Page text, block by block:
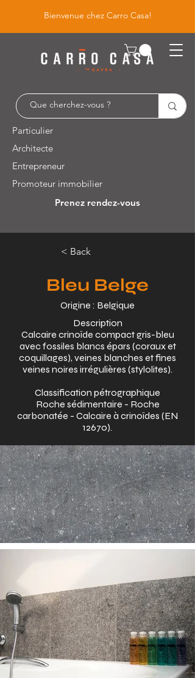
Bienvenue chez Carro Casa!
Particulier
Architecte
Entrepreneur
Promoteur immobilier
Prenez rendez-vous
Leuvensesteenweg 526 / 1930 Zaventem
< Back
Bleu Belge
Origine : Belgique
Description
Calcaire crinoïde compact gris-bleu
avec fossiles blancs épars (coraux et
coquillages), veines blanches et fines
veines noires irrégulières (stylolites).
Classification pétrographique
Roche sédimentaire - Roche
carbonatée - Calcaire à crinoïdes (EN
12670).